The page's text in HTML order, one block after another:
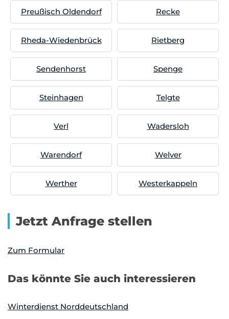
Preußisch Oldendorf Recke
Rheda-Wiedenbrück Rietberg
Sendenhorst Spenge
Steinhagen Telgte
Verl Wadersloh
Warendorf Welver
Werther Westerkappeln
Jetzt Anfrage stellen
Zum Formular
Das könnte Sie auch interessieren
Winterdienst Norddeutschland